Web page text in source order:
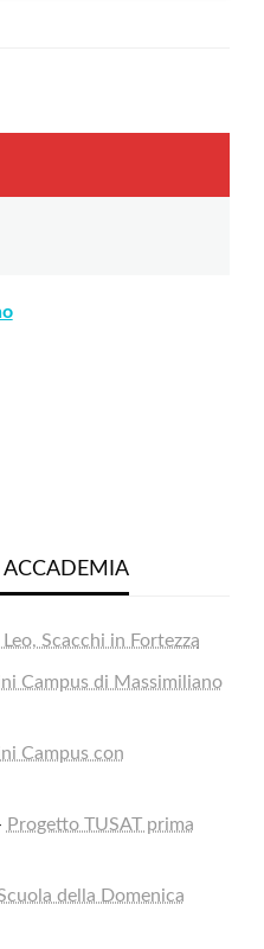
Leo, Scacchi in Fortezza
Campus di Massimiliano
Campus con
Progetto TUSAT prima
della Domenica